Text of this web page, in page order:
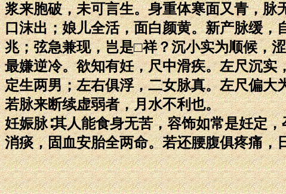
浆来胞破，未可言生。身重体寒面又青，
口沫出；娘儿全活，面白颜黄。新产脉缓
兆；弦急兼现，岂是□祥？沉小实为顺候，
最嫌逆冷。欲知有妊，尺中滑疾。左尺沉
定生两男；左右俱浮，二女脉真。左尺偏
若脉来断续虚弱者，月水不利也。
妊娠脉∶其人能食身无苦，容饰如常是妊定
消痰，固血安胎全两命。若还腰腹俱疼痛